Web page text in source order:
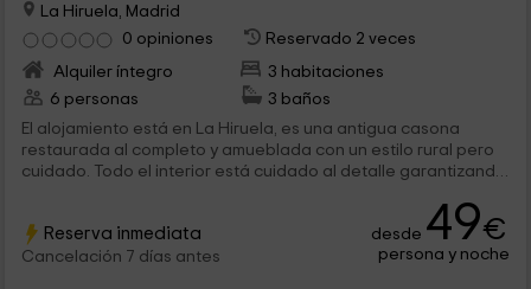
La Hiruela, Madrid
0 opiniones
Reservado 2 veces
Alquiler íntegro
3 habitaciones
6 personas
3 baños
El alojamiento está en La Hiruela, es una antigua casona
restaurada al completo y amueblada con un estilo rural pero
cuidado. Todo el interior está cuidado al detalle garantizando
pero pueden ser 4 ya que disponemos de un sofá cama
matrimonial. El sofá cama está en el salón, el cual dispone de
una chimenea de leña incrustada en la pared. En este espacio
Reserva inmediata
Cancelación 7 días antes
desde 49€
persona y noche